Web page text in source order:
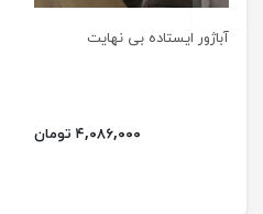
آباژور ایستاده بی نهایت
۴,۰۸۶,۰۰۰ تومان